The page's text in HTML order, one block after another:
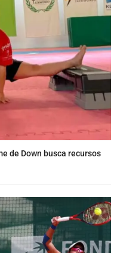
de Down busca recursos